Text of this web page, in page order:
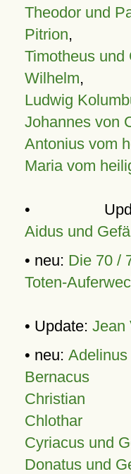
Theodor und
Pitrion,
Timotheus und
Wilhelm,
Ludwig
Johannes von
Antonius vom
Maria vom
•
Aidus und
• neu: Die 70 /
Toten-
• Update: Jean
• neu: Adelinus
Bernacus
Christian
Chlothar
Cyriacus und
Donatus und